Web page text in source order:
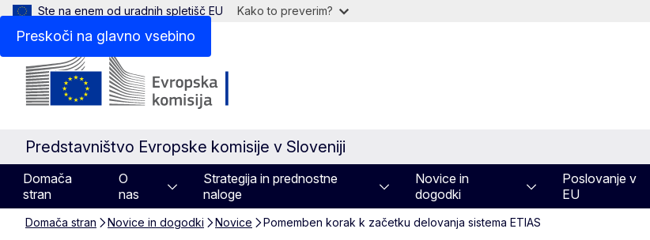
Preskoči na glavno vsebino
Ste na enem od uradnih spletišč EU Kako to preverim?
Predstavništvo Evropske komisije v Sloveniji
Domača
stran
O
nas
Strategija in prednostne
naloge
Novice in
dogodki
Poslovanje v
EU
Domača stran Novice in dogodki Novice Pomemben korak k začetku delovanja sistema ETIAS